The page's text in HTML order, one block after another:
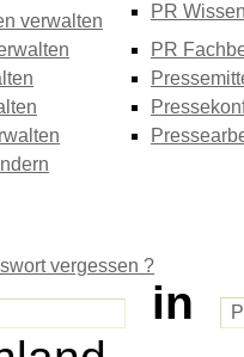
verwalten
PR
PR
vergessen ?
in